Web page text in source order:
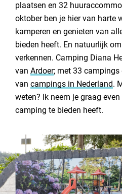
Verschillende accommodaties
Faciliteiten op Camping Diana
Keurig sanitair
Speelvoorzieningen voor de
Visvijver en speelvijver met
Animatieprogramma
Horeca en minimarkt
Wat vonden wij van Camping
plaatsen en 32
oktober ben je hier van harte
kamperen en genieten van
bieden heeft. En natuurlijk om
verkennen. Camping Diana
van Ardoer; met 33
van campings in Nederland.
weten? Ik neem je graag
camping te bieden heeft.